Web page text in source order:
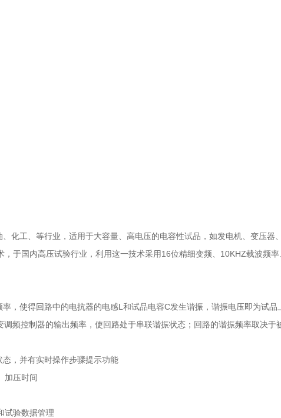
化工、等行业，适用于大容量、高电压的电容性试品，如发电机、变压
，于国内高压试验行业，利用这一技术采用16位精细变频、10KHZ载波频
，使得回路中的电抗器的电感L和试品电容C发生谐振，谐振电压即为试
频控制器的输出频率，使回路处于串联谐振状态；回路的谐振频率取决
，并有实时操作步骤提示功能
加压时间
试验数据管理